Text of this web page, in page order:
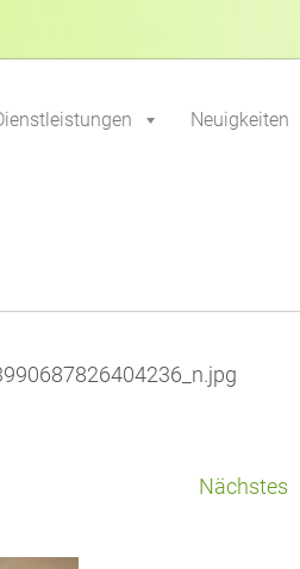
Neuigkeiten
Nächstes